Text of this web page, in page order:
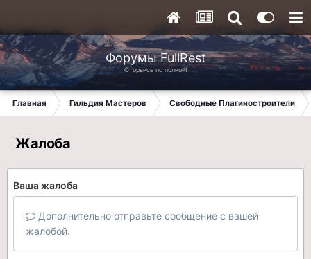
Форумы FullRest
Оторвись по полной!
Главная Гильдия Мастеров Свободные Плагиностроители
Жалоба
Ваша жалоба
Дополнительно отправьте сообщение с вашей
жалобой.